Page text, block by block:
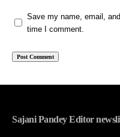
Save my name, email,
time I comment.
Sajani Pandey Editor